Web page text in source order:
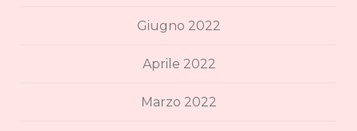
Giugno 2022
Aprile 2022
Marzo 2022